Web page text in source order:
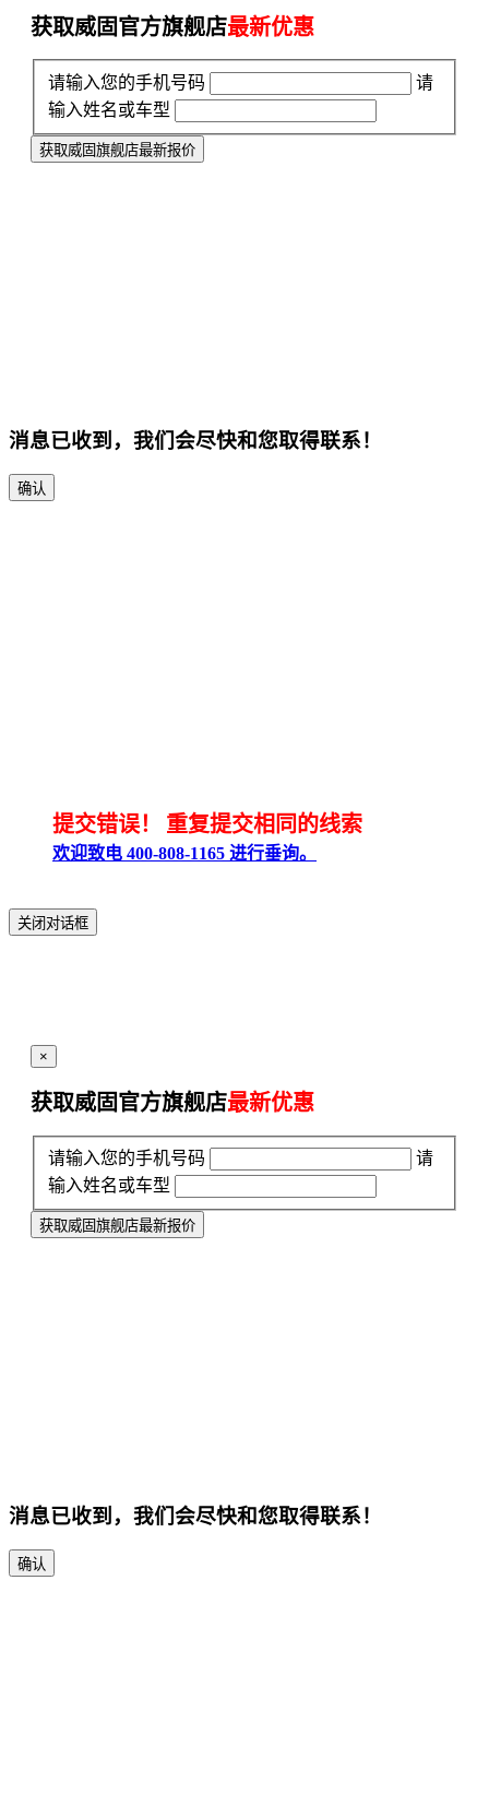
获取威固官方旗舰店最新优惠
请输入您的手机号码
请
输入姓名或车型
获取威固旗舰店最新报价
消息已收到，我们会尽快和您取得联系！
确认
提交错误！ 重复提交相同的线索
欢迎致电 400-808-1165 进行垂询。
关闭对话框
×
获取威固官方旗舰店最新优惠
请输入您的手机号码
请
输入姓名或车型
获取威固旗舰店最新报价
消息已收到，我们会尽快和您取得联系！
确认